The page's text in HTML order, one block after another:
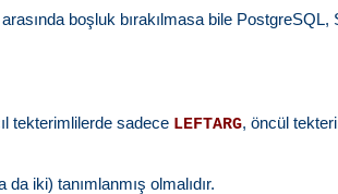
boşluk bırakılmasa bile
tekterimlilerde sadece LEFTARG, öncül
iki) tanımlanmış olmalıdır.